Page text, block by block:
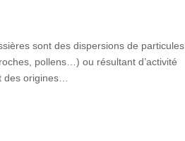
sont des dispersions de particules
pollens…) ou résultant d’activité
des origines…